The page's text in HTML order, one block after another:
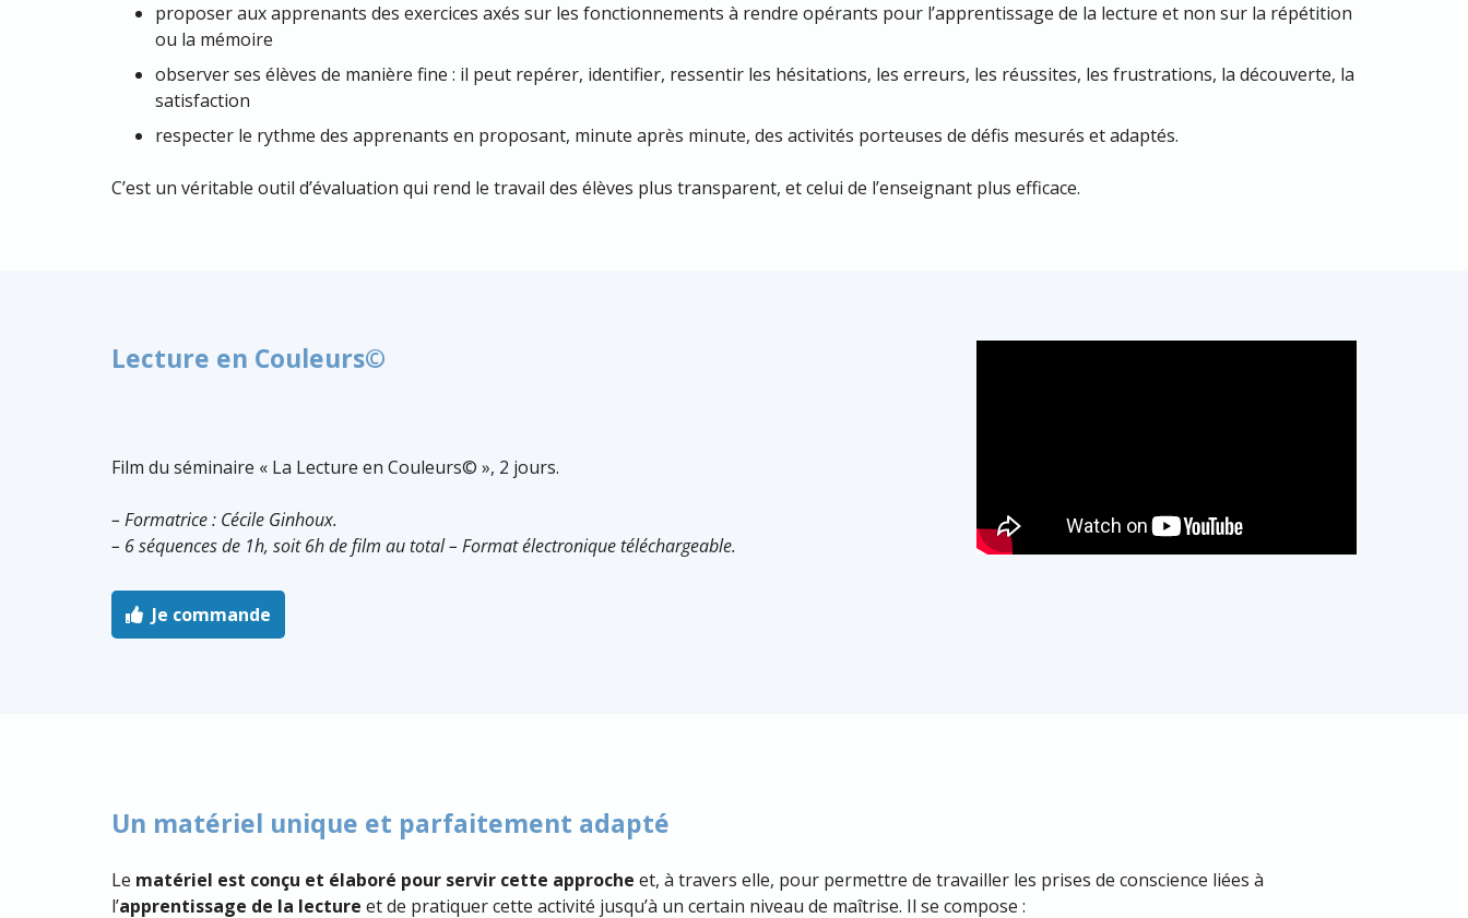
proposer aux apprenants des exercices axés sur les fonctionnements à rendre opérants pour l’apprentissage de la lecture et non sur la répétition
ou la mémoire
observer ses élèves de manière fine : il peut repérer, identifier, ressentir les hésitations, les erreurs, les réussites, les frustrations, la découverte, la
satisfaction
respecter le rythme des apprenants en proposant, minute après minute, des activités porteuses de défis mesurés et adaptés.
C’est un véritable outil d’évaluation qui rend le travail des élèves plus transparent, et celui de l’enseignant plus efficace.
Lecture en Couleurs©
Film du séminaire « La Lecture en Couleurs© », 2 jours.
– Formatrice : Cécile Ginhoux.
– 6 séquences de 1h, soit6hde film au total – Format électronique téléchargeable.
Je commande
Un matériel unique et parfaitement adapté
Le matériel est conçu et élaboré pour servir cette approche et, à travers elle, pour permettre de travailler les prises de conscience liées à
l’apprentissage de la lecture et de pratiquer cette activité jusqu’à un certain niveau de maîtrise. Il se compose :